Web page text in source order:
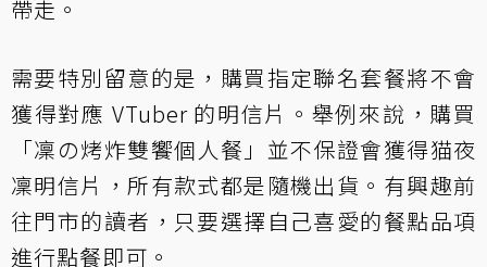
帶走。
需要特別留意的是，購買指定聯名套餐將不會
獲得對應 VTuber 的明信片。舉例來說，購買
「凜の烤炸雙饗個人餐」並不保證會獲得猫夜
凜明信片，所有款式都是隨機出貨。有興趣前
往門市的讀者，只要選擇自己喜愛的餐點品項
進行點餐即可。